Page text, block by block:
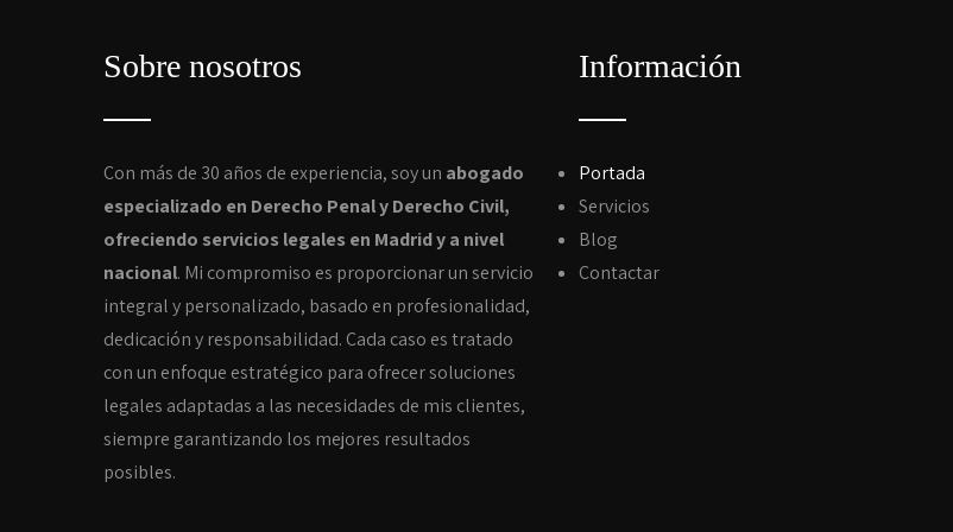
Sobre nosotros
Con más de 30 años de experiencia, soy un abogado
especializado en Derecho Penal y Derecho Civil,
ofreciendo servicios legales en Madrid y a nivel
nacional. Mi compromiso es proporcionar un servicio
integral y personalizado, basado en profesionalidad,
dedicación y responsabilidad. Cada caso es tratado
con un enfoque estratégico para ofrecer soluciones
legales adaptadas a las necesidades de mis clientes,
siempre garantizando los mejores resultados
posibles.
Información
Portada
Servicios
Blog
Contactar